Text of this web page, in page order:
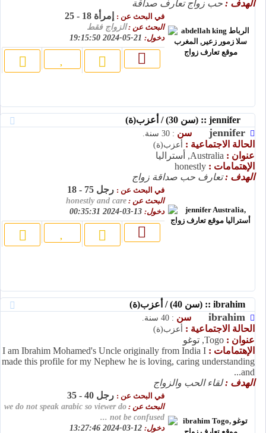
الهدف : حب زواج تعارف صداقة
في البحث عن : إمرأة 18 - 25
البحث عن :الزواج فقط
دخول:
jennifer سن : 30 سنة.
الحالة الاجتماعية : أعزب(ة)
عنوان : Australia, أستراليا
الإهتمامات : honestly
الهدف :تعارف حب صداقة زواج
في البحث عن : رجل 75 - 18
البحث عن : honestly and care
دخول:
ibrahim سن : 40 سنة.
الحالة الاجتماعية : أعزب(ة)
عنوان : Togo, توغو
الإهتمامات : I am Ibrahim Mohamed's Uncle originally from India I
made this profile for my Nephew he is loving, caring understanding
and...
الهدف :لقاء الحب والزواج
في البحث عن : رجل 40 - 35
البحث عن : we do not speak arabic so viewer do
not be confused ...
دخول: